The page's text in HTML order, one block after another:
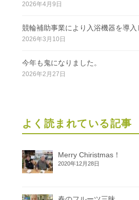
2026年4月9日
競輪補助事業により入浴機器を導入
2026年3月10日
今年も鬼になりました。
2026年2月27日
よく読まれている記事
Merry Chiristmas！
2020年12月28日